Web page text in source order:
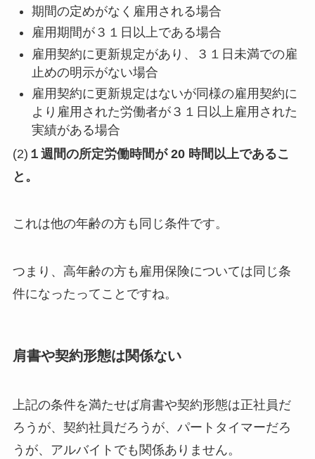
期間の定めがなく雇用される場合
雇用期間が３１日以上である場合
雇用契約に更新規定があり、３１日未満での雇
止めの明示がない場合
雇用契約に更新規定はないが同様の雇用契約に
より雇用された労働者が３１日以上雇用された
実績がある場合
(2) １週間の所定労働時間が 20 時間以上であるこ
と。
これは他の年齢の方も同じ条件です。
つまり、高年齢の方も雇用保険については同じ条
件になったってことですね。
肩書や契約形態は関係ない
上記の条件を満たせば肩書や契約形態は正社員だ
ろうが、契約社員だろうが、パートタイマーだろ
うが、アルバイトでも関係ありません。